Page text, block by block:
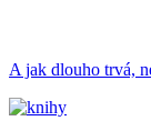
A jak dlouho trvá,